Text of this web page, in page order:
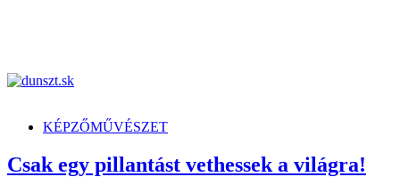
KÉPZŐMŰVÉSZET
Csak egy pillantást vethessek a világra!